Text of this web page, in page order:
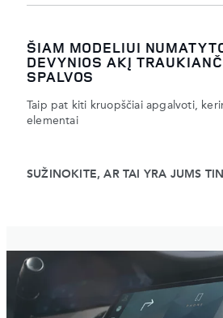
ŠIAM MODELIUI
DEVYNIOS AKĮ
SPALVOS
Taip pat kiti kruopščiai apgalvoti,
elementai
SUŽINOKITE, AR TAI YRA JUMS